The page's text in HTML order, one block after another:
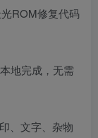
ROM修复代码
地完成，无需
、文字、杂物